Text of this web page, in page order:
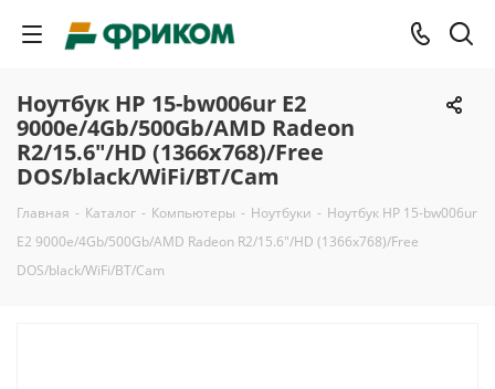
Ноутбук HP 15-bw006ur E2
9000e/4Gb/500Gb/AMD Radeon
R2/15.6"/HD (1366x768)/Free
DOS/black/WiFi/BT/Cam
Главная - Каталог - Компьютеры - Ноутбуки - Ноутбук HP 15-bw006ur
E2 9000e/4Gb/500Gb/AMD Radeon R2/15.6"/HD (1366x768)/Free
DOS/black/WiFi/BT/Cam